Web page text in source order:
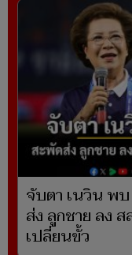
จับตา เนวิน พ
ส่ง ลูกชาย ลง
เปลี่ยนขั้ว